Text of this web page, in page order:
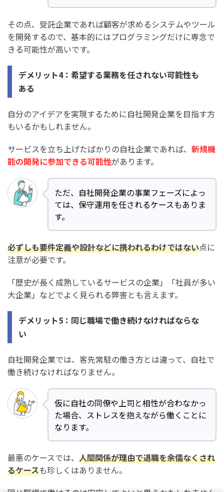
その点、受託企業であれば顧客が求めるシステムやツール
を開発するので、基本的にはプログラミングだけに専念で
きる可能性が高いです。
デメリット4：希望する業務を任されない可能性も
ある
自分のアイデアを実現するために自社開発企業を目指す方
もいるかもしれません。
サービスを立ち上げたばかりの自社企業であれば、 新規機
能の開発に参加できる可能性があります。
ただ、自社開発企業の事業フェーズによっ
ては、保守運用を任されるケースもありま
す。
必ずしも要件定義や設計などに携われるわけではない点に
注意が必要です。
「歴史が長く成熟しているサービスの企業」「社員が多い
大企業」などでよく見られる弊害とも言えます。
デメリット5：同じ職場で働き続けなければならな
い
自社開発企業では、客先常駐の働き方とは違って、自社で
働き続けなければなりません。
仮に自社の同僚や上司と相性が合わなかっ
た場合、ストレスを抱えながら働くことに
なります。
最悪のケースでは、 人間関係が理由で退職を余儀なくされ
るケースも珍しくはありません。